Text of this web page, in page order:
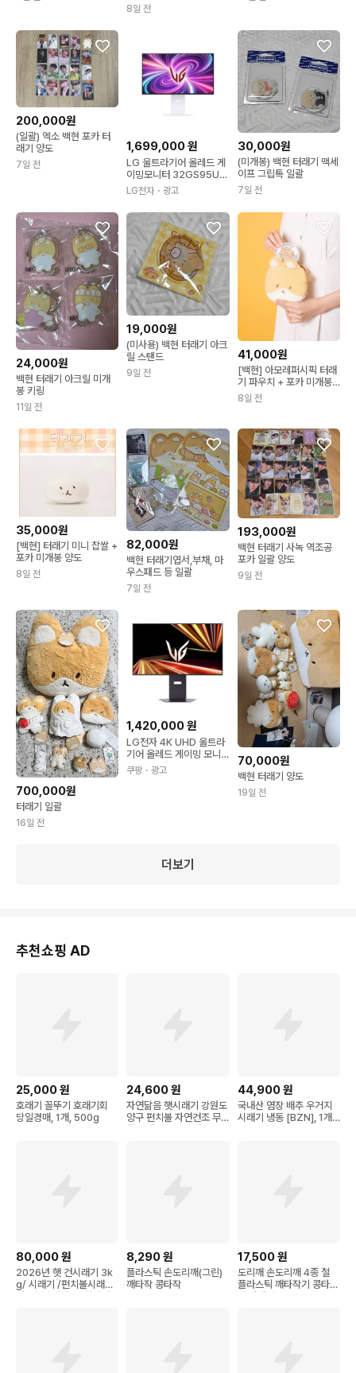
8일 전
200,000원
(일괄) 엑소 백현 포카 터
래기 양도
7일 전
1,699,000원
LG 울트라기어 올레드 게
이밍모니터 32GS95UV
W
LG전자 ・광고
30,000원
(미개봉) 백현 터래기 맥세
이프 그립톡 일괄
7일 전
24,000원
백현 터래기 아크릴 미개
봉 키링
11일 전
19,000원
(미사용) 백현 터래기 아크
릴 스탠드
9일 전
41,000원
[백현] 아모레퍼시픽 터래
기 파우치 + 포카 미개봉
양도
8일 전
35,000원
[백현] 터래기 미니 찹쌀 +
포카 미개봉 양도
8일 전
82,000원
백현 터래기엽서,부채, 마
우스패드 등 일괄
7일 전
193,000원
백현 터래기 사녹 역조공
포카 일괄 양도
9일 전
700,000원
터래기 일괄
16일 전
1,420,000원
LG전자 4K UHD 울트라
기어 올레드 게이밍 모니
터 방문설치 79.9cm 32
GX850A
쿠팡 ・광고
70,000원
백현 터래기 양도
19일 전
더보기
추천쇼핑 AD
25,000원
호래기 꼴뚜기 호래기회
당일경매, 1개, 500g
24,600원
자연닮음 햇시래기 강원도
양구 펀치볼 자연건조 무
청 시래기 1kg, 1개
44,900원
국내산 염장 배추 우거지
시래기 냉동 [BZN], 1개,
80,000원
2026년 햇 건시래기 3k
g/ 시래기 /펀치볼시래기/
8,290원
플라스틱 손도리깨(그린)
깨타작 콩타작
17,500원
도리깨 손도리깨 4종 철
플라스틱 깨타작기 콩타작